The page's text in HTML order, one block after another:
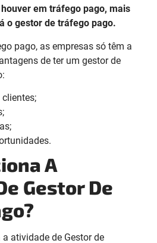
em tráfego pago, mais
o gestor de tráfego pago.
pago, as empresas só têm a
de ter um gestor de
A
Gestor De